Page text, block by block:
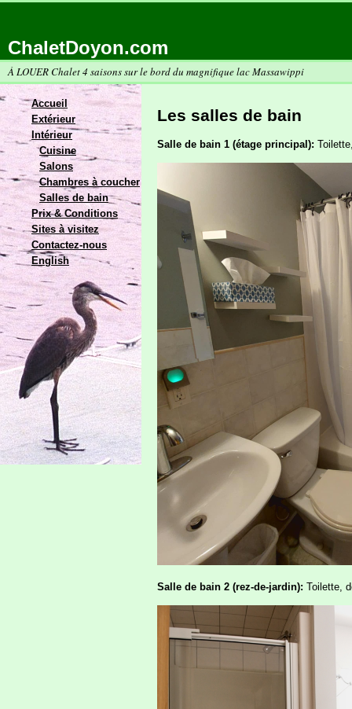
ChaletDoyon.com
À LOUER Chalet 4 saisons sur le bord du magnifique lac Massawippi
Accueil
Extérieur
Intérieur
Cuisine
Salons
Chambres à coucher
Salles de bain
Prix & Conditions
Sites à visitez
Contactez-nous
English
Les salles de bain
Salle de bain 1 (étage principal):
Salle de bain 2 (rez-de-jardin): Toilette,